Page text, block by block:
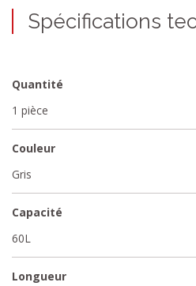
Spécifications
Quantité
1 pièce
Couleur
Gris
Capacité
60L
Longueur